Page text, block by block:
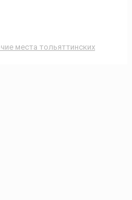
места тольяттинских